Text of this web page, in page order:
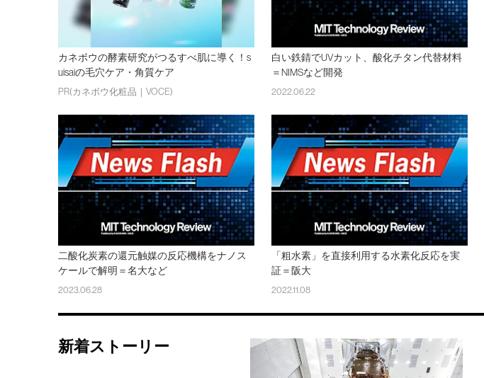
カネボウの酵素研究がつるすべ肌に導く！s
uisaiの毛穴ケア・角質ケア
PR(カネボウ化粧品｜VOCE)
白い鉄錆でUVカット、酸化チタン代替材料
＝NIMSなど開発
2022.06.22
二酸化炭素の還元触媒の反応機構をナノス
ケールで解明＝名大など
2023.06.28
「粗水素」を直接利用する水素化反応を実
証＝阪大
2022.11.08
新着ストーリー